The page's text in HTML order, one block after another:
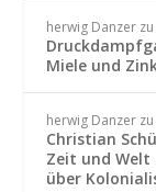
herwig Danzer zu
Miele und
herwig Danzer zu
Christian
Zeit und Welt
über